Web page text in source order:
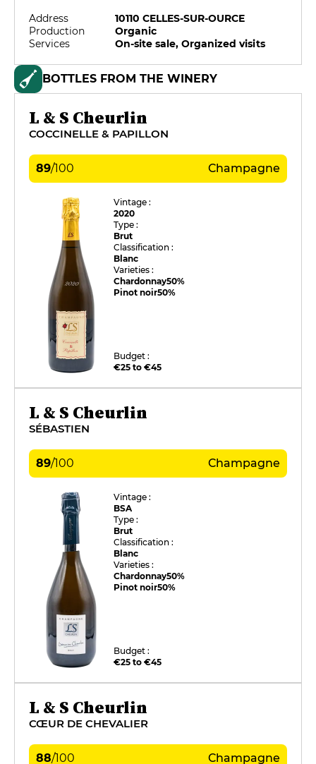
Address
10110 CELLES-SUR-OURCE
Production
Organic
Services
On-site sale, Organized visits
BOTTLES FROM THE WINERY
L & S Cheurlin
COCCINELLE & PAPILLON
89/100 Champagne
Vintage :
2020
Type :
Brut
Classification :
Blanc
Varieties :
Chardonnay50%
Pinot noir50%
Budget :
€25 to €45
L & S Cheurlin
SÉBASTIEN
89/100 Champagne
Vintage :
BSA
Type :
Brut
Classification :
Blanc
Varieties :
Chardonnay50%
Pinot noir50%
Budget :
€25 to €45
L & S Cheurlin
CŒUR DE CHEVALIER
88/100 Champagne